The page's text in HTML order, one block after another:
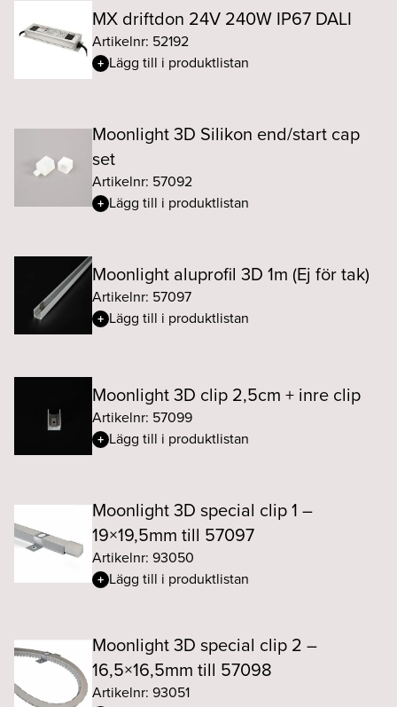
MX driftdon 24V 240W IP67 DALI
Artikelnr: 52192
Lägg till i produktlistan
Moonlight 3D Silikon end/start cap
set
Artikelnr: 57092
Lägg till i produktlistan
Moonlight aluprofil 3D 1m (Ej för tak)
Artikelnr: 57097
Lägg till i produktlistan
Moonlight 3D clip 2,5cm + inre clip
Artikelnr: 57099
Lägg till i produktlistan
Moonlight 3D special clip 1 –
19×19,5mm till 57097
Artikelnr: 93050
Lägg till i produktlistan
Moonlight 3D special clip 2 –
16,5×16,5mm till 57098
Artikelnr: 93051